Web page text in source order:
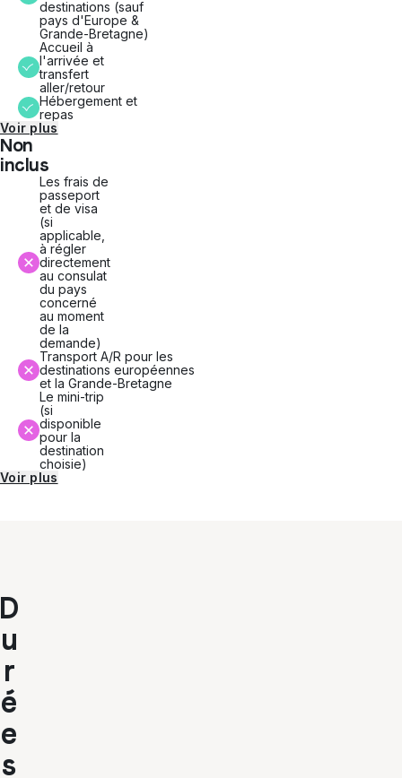
destinations (sauf
pays d'Europe &
Grande-Bretagne)
Accueil à
l'arrivée et
transfert
aller/retour
Hébergement et
repas
Voir plus
Non
inclus
Les frais de
passeport
et de visa
(si
applicable,
à régler
directement
au consulat
du pays
concerné
au moment
de la
demande)
Transport A/R pour les
destinations européennes
et la Grande-Bretagne
Le mini-trip
(si
disponible
pour la
destination
choisie)
Voir plus
D
u
r
é
e
s